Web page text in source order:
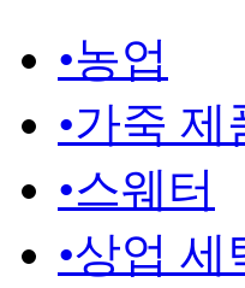
•농업
•가죽 제
•스웨터
•상업 세